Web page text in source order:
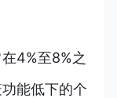
4%至8%之
能低下的个